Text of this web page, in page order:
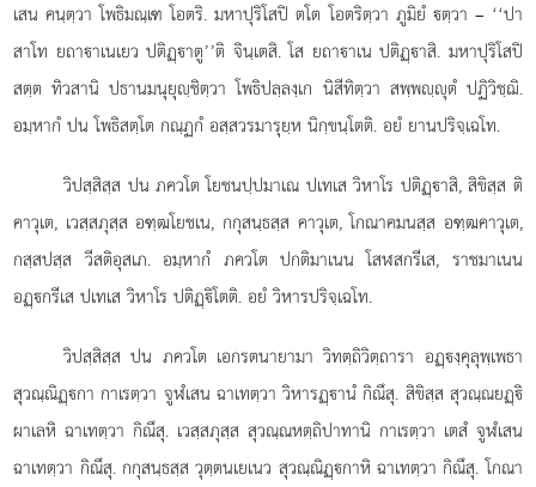
เสน คนฺตฺวา โพธิมณฺเฑ โอตริ. มหาปุริโสปิ ตโต โอตริตฺวา ภูมิยํ ตฺวา – ‘‘ปา
สาโท ยถาาเนเยว ปติฏฺาตู’’ติ จินฺเตสิ. โส ยถาาเน ปติฏฺาสิ. มหาปุริโสปิ
สตฺต ทิวสานิ ปธานมนุยุฺชิตฺวา โพธิปลฺลงฺเก นิสีทิตฺวา สพฺพฺุตํ ปฏิวิชฺฌิ.
อมฺหากํ ปน โพธิสตฺโต กณฺฏกํ อสฺสวรมารุยฺห นิกฺขนฺโตติ. อยํ ยานปริจฺเฉโท.
วิปสฺสิสฺส ปน ภควโต โยชนปฺปมาเณ ปเทเส วิหาโร ปติฏฺาสิ, สิขิสฺส ติ
คาวุเต, เวสฺสภุสฺส อฑฺฒโยชเน, กกุสนฺธสฺส คาวุเต, โกณาคมนสฺส อฑฺฒคาวุเต,
กสฺสปสฺส วีสติอุสเภ. อมฺหากํ ภควโต ปกติมาเนน โสฬสกรีเส, ราชมาเนน
อฏฺกรีเส ปเทเส วิหาโร ปติฏฺิโตติ. อยํ วิหารปริจฺเฉโท.
วิปสฺสิสฺส ปน ภควโต เอกรตนายามา วิทตฺถิวิตฺถารา อฏฺงฺคุลุพฺเพธา
สุวณฺณิฏฺกา กาเรตฺวา จูฬํเสน ฉาเทตฺวา วิหารฏฺานํ กิณึสุ. สิขิสฺส สุวณฺณยฏฺิ
ผาเลหิ ฉาเทตฺวา กิณึสุ. เวสฺสภุสฺส สุวณฺณหตฺถิปาทานิ กาเรตฺวา เตสํ จูฬํเสน
ฉาเทตฺวา กิณึสุ. กกุสนฺธสฺส วุตฺตนเยเนว สุวณฺณิฏฺกาหิ ฉาเทตฺวา กิณึสุ. โกณา